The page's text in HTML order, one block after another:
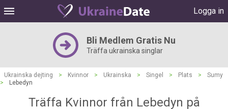
Logga in
Bli Medlem Gratis Nu
Träffa ukrainska singlar
Ukrainska dejting > Kvinnor > Ukrainska > Singel > Plats >
Sumy
>
Lebedyn
Träffa Kvinnor från Lebedyn på